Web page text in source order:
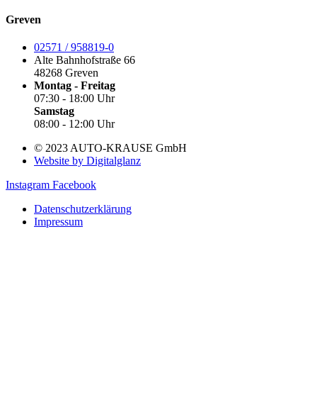
Greven
02571 / 958819-0
Alte Bahnhofstraße 66
48268 Greven
Montag - Freitag
07:30 - 18:00 Uhr
Samstag
08:00 - 12:00 Uhr
© 2023 AUTO-KRAUSE GmbH
Website by Digitalglanz
Instagram Facebook
Datenschutzerklärung
Impressum